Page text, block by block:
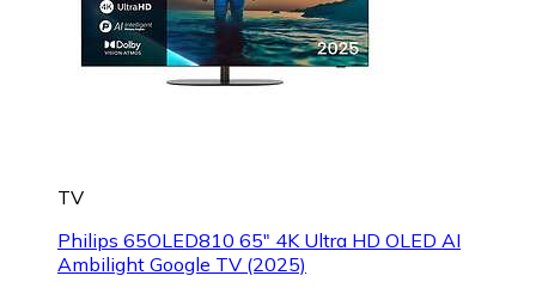
TV
Philips 65OLED810 65" 4K Ultra HD OLED AI
Ambilight Google TV (2025)